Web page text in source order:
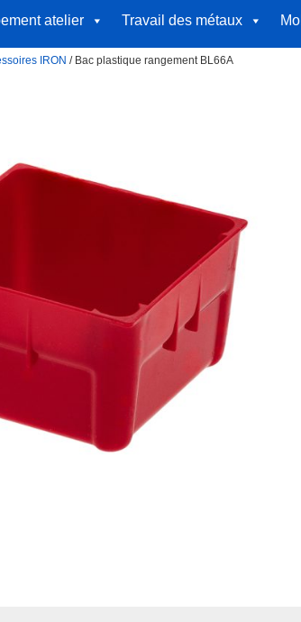
atelier Travail des métaux
IRON / Bac plastique rangement BL66A